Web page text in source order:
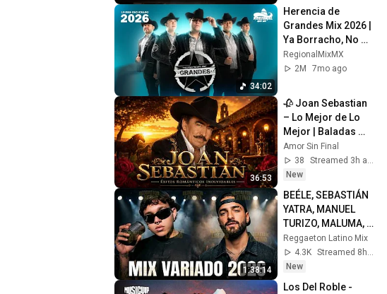
34:02
Herencia de
Grandes Mix 2026 |
Ya Borracho, No
Regreses, Dos
Minutos, Saturno y
RegionalMixMX
2M
7mo ago
36:53
🥀 Joan Sebastian
– Lo Mejor de Lo
Mejor | Baladas
Románticas
Amor Sin Final
38
Streamed 3h ago
New
1:38:14
BEÉLE, SEBASTIÁN
YATRA, MANUEL
TURIZO, MALUMA,
KAROL G,  LUIS
FONSI, BAD BUNNY💃
REGGAETON MIX
Reggaeton Latino Mix
4.3K
Streamed 8h ago
New
Los Del Roble -